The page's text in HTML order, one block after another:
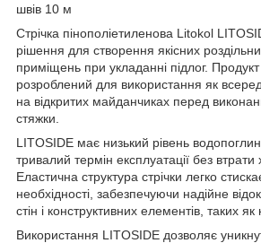
швів 10 м
Стрічка пінополіетиленова Litokol
рішення для створення якісних
приміщень при укладанні підлог.
розроблений для використання як
на відкритих майданчиках перед
стяжки.
LITOSIDE має низький рівень
тривалий термін експлуатації без втрати
Еластична структура стрічки легко
необхідності, забезпечуючи надійне
стін і конструктивних елементів, таких
Використання LITOSIDE дозволяє